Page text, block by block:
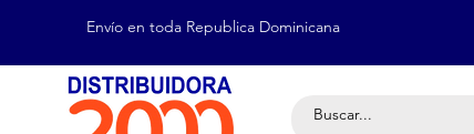
Envío en toda Republica Dominicana